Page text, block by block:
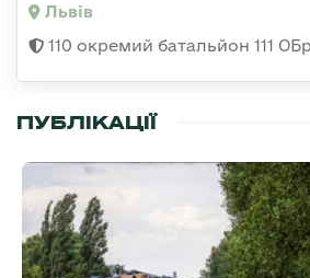
Львів
110 окремий батальйон 111
ПУБЛІКАЦІЇ